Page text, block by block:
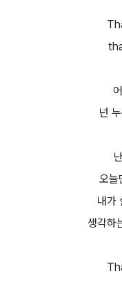
넌
오늘
내가
생각하